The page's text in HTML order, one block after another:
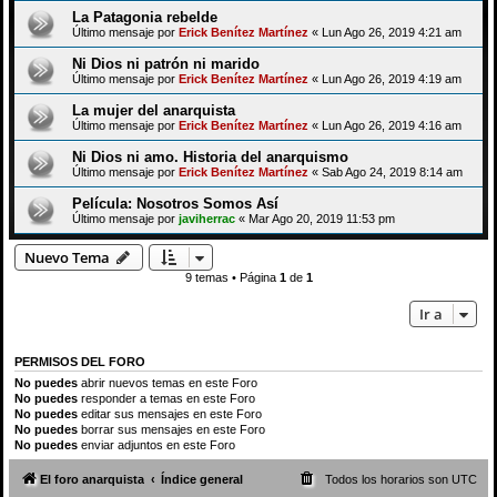
La Patagonia rebelde
Último mensaje por Erick Benítez Martínez « Lun Ago 26, 2019 4:21 am
Ni Dios ni patrón ni marido
Último mensaje por Erick Benítez Martínez « Lun Ago 26, 2019 4:19 am
La mujer del anarquista
Último mensaje por Erick Benítez Martínez « Lun Ago 26, 2019 4:16 am
Ni Dios ni amo. Historia del anarquismo
Último mensaje por Erick Benítez Martínez « Sab Ago 24, 2019 8:14 am
Película: Nosotros Somos Así
Último mensaje por javiherrac « Mar Ago 20, 2019 11:53 pm
Nuevo Tema
9 temas • Página 1de 1
Ir a
PERMISOS DEL FORO
No puedes abrir nuevos temas en este Foro
No puedes responder a temas en este Foro
No puedes editar sus mensajes en este Foro
No puedes borrar sus mensajes en este Foro
No puedes enviar adjuntos en este Foro
El foro anarquista Índice general Todos los horarios son UTC